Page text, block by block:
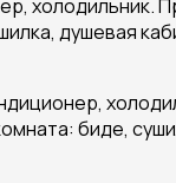
холодильник.
душевая
биде,